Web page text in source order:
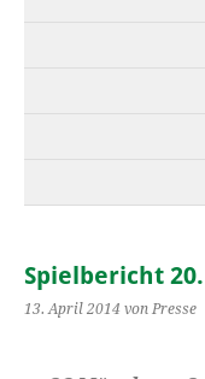
Spielbericht
13. April 2014 von Presse